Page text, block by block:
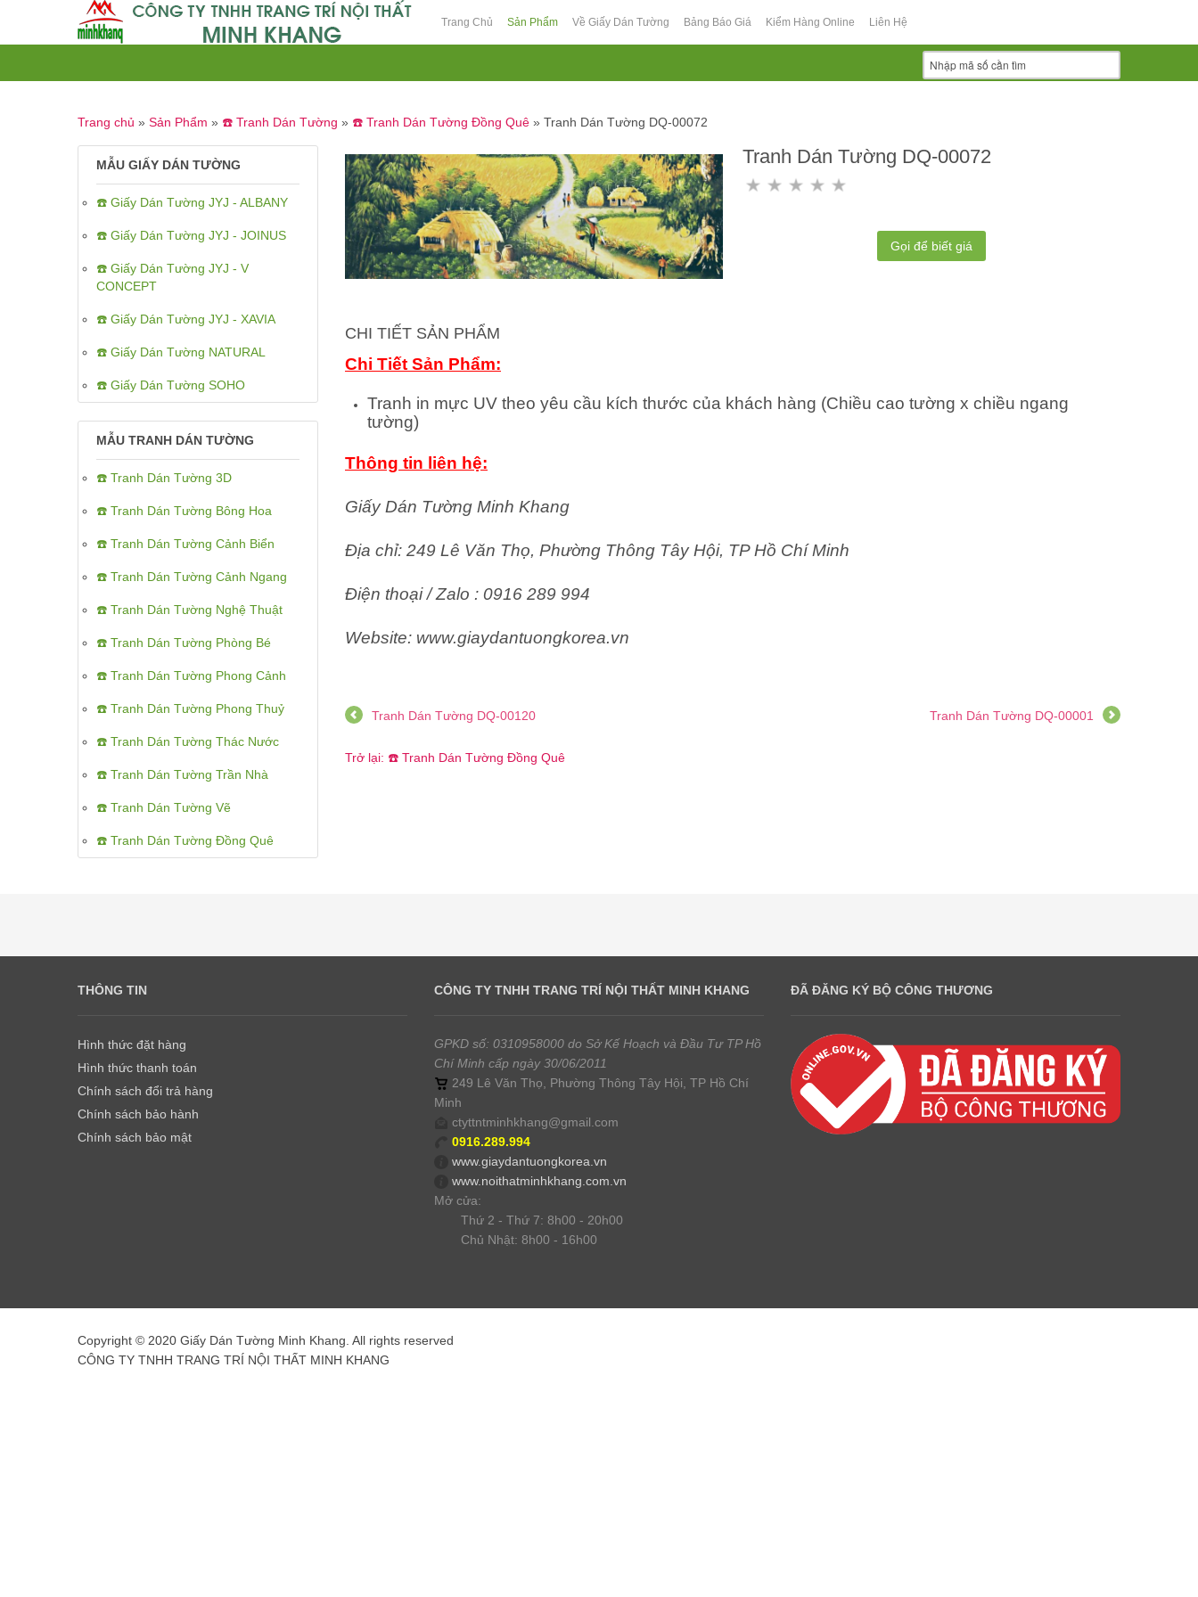
Trang Chủ Sản Phẩm Về Giấy Dán Tường Bảng Báo Giá Kiểm Hàng Online Liên Hệ
Trang chủ » Sản Phẩm » ☎️ Tranh Dán Tường » ☎️ Tranh Dán Tường Đồng Quê » Tranh Dán Tường DQ-00072
MẪU GIẤY DÁN TƯỜNG
☎️ Giấy Dán Tường JYJ - ALBANY
☎️ Giấy Dán Tường JYJ - JOINUS
☎️ Giấy Dán Tường JYJ - V
CONCEPT
☎️ Giấy Dán Tường JYJ - XAVIA
☎️ Giấy Dán Tường NATURAL
☎️ Giấy Dán Tường SOHO
MẪU TRANH DÁN TƯỜNG
☎️ Tranh Dán Tường 3D
☎️ Tranh Dán Tường Bông Hoa
☎️ Tranh Dán Tường Cảnh Biển
☎️ Tranh Dán Tường Cảnh Ngang
☎️ Tranh Dán Tường Nghệ Thuật
☎️ Tranh Dán Tường Phòng Bé
☎️ Tranh Dán Tường Phong Cảnh
☎️ Tranh Dán Tường Phong Thuỷ
☎️ Tranh Dán Tường Thác Nước
☎️ Tranh Dán Tường Trần Nhà
☎️ Tranh Dán Tường Vẽ
☎️ Tranh Dán Tường Đồng Quê
Tranh Dán Tường DQ-00072
Gọi để biết giá
CHI TIẾT SẢN PHẨM
Chi Tiết Sản Phẩm:
Tranh in mực UV theo yêu cầu kích thước của khách hàng (Chiều cao tường x chiều ngang
tường)
Thông tin liên hệ:
Giấy Dán Tường Minh Khang
Địa chỉ: 249 Lê Văn Thọ, Phường Thông Tây Hội, TP Hồ Chí Minh
Điện thoại / Zalo : 0916 289 994
Website: www.giaydantuongkorea.vn
Tranh Dán Tường DQ-00001
Tranh Dán Tường DQ-00120
Trở lại: ☎️ Tranh Dán Tường Đồng Quê
THÔNG TIN
Hình thức đặt hàng
Hình thức thanh toán
Chính sách đổi trả hàng
Chính sách bảo hành
Chính sách bảo mật
CÔNG TY TNHH TRANG TRÍ NỘI THẤT MINH KHANG
GPKD số: 0310958000 do Sở Kế Hoạch và Đầu Tư TP Hồ
Chí Minh cấp ngày 30/06/2011
249 Lê Văn Thọ, Phường Thông Tây Hội, TP Hồ Chí
Minh
ctyttntminhkhang@gmail.com
0916.289.994
www.giaydantuongkorea.vn
www.noithatminhkhang.com.vn
Mở cửa:
Thứ 2 - Thứ 7: 8h00 - 20h00
Chủ Nhật: 8h00 - 16h00
ĐÃ ĐĂNG KÝ BỘ CÔNG THƯƠNG
Copyright © 2020 Giấy Dán Tường Minh Khang. All rights reserved
CÔNG TY TNHH TRANG TRÍ NỘI THẤT MINH KHANG